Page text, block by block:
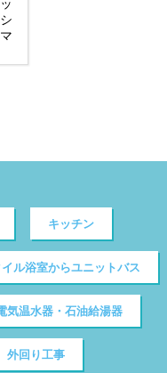
キッチン
イル浴室からユニットバス
気温水器・石油給湯器
外回り工事